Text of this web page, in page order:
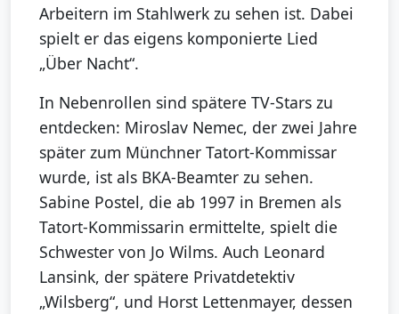
Arbeitern im Stahlwerk zu sehen ist. Dabei
spielt er das eigens komponierte Lied
„Über Nacht“.
In Nebenrollen sind spätere TV-Stars zu
entdecken: Miroslav Nemec, der zwei Jahre
später zum Münchner Tatort-Kommissar
wurde, ist als BKA-Beamter zu sehen.
Sabine Postel, die ab 1997 in Bremen als
Tatort-Kommissarin ermittelte, spielt die
Schwester von Jo Wilms. Auch Leonard
Lansink, der spätere Privatdetektiv
„Wilsberg“, und Horst Lettenmayer, dessen